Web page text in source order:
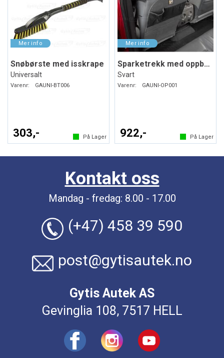
Snøbørste med isskrape
Universalt
Varenr: GAUNI-BT006
303,- På Lager
Sparketrekk med oppbevaring
Svart
Varenr: GAUNI-OP001
922,- På Lager
Kontakt oss
Mandag - fredag: 8.00 - 17.00
(+47) 458 39 590
post@gytisautek.no
Gytis Autek AS
Gevinglia 108, 7517 HELL